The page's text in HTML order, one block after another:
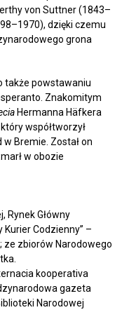
von Suttner (1843–
dzięki czemu
grona
także powstawaniu
Znakomitym
Hermanna Häfkera
współtworzył
Bremie. Został on
w obozie
Rynek Główny
Kurier Codzienny” –
ze zbiorów Narodowego
kooperativa
gazeta
Narodowej